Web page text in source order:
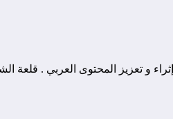
و من أهم أهدفها المساهمة في إثراء و تعزيز